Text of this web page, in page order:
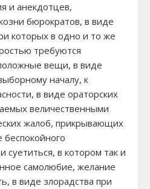
и анекдотцев,
бюрократов, в виде
которых в одно и то же
требуются
вещи, в виде
началу, к
в виде ораторских
величественными
жалоб, прикрывающих
беспокойного
суетиться, в котором так и
самолюбие, желание
в виде злорадства при